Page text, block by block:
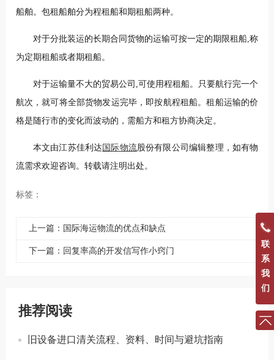
船舶。包租船舶分为程租船和期租船两种。
对于分批装运的长期合同货物的运输可按一定的期限租船,称
为定期租船或者期租船。
对于运输量不大的贸易公司,可使用程租船。只要航行完一个
航次，就可将全部货物发运完毕，即按航程租船。租船运输的价
格是随行市的变化而波动的，需船方和租方协商决定。
本文由江苏佳利达 国际物流股份有限公司编辑整理，如有物
流需求欢迎咨询。转载请注明出处。
标签：
上一篇：国际海运物流的优点和缺点
下一篇：回复率高的开发信写作小窍门
推荐阅读
旧设备进口清关流程、资料、时间与避坑指南
联
系
我
们